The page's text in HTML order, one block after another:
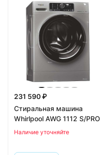
231 590 ₽
Стиральная машина
Whirlpool AWG 1112 S/PRO
Наличие уточняйте